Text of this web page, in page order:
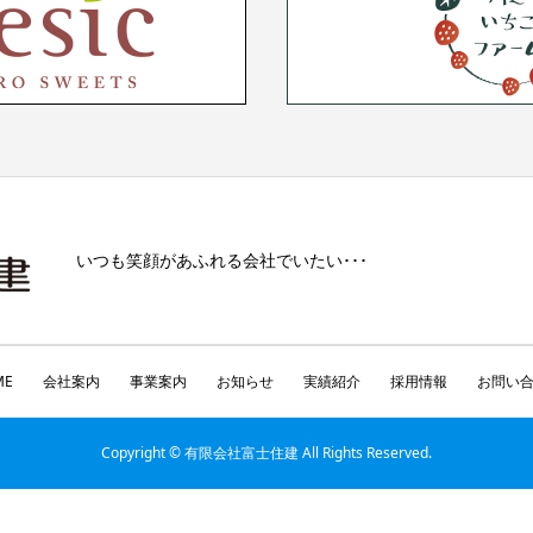
いつも笑顔があふれる会社でいたい･･･
会社案内 事業案内 お知らせ 実績紹介 採用情報 お問い
Copyright © 有限会社富士住建 All Rights Reserved.